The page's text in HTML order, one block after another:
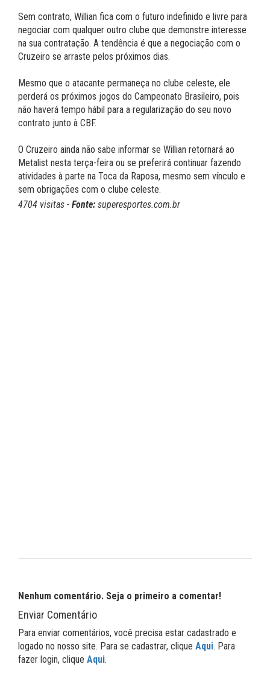
Sem contrato, Willian fica com o futuro indefinido e livre para
negociar com qualquer outro clube que demonstre interesse
na sua contratação. A tendência é que a negociação com o
Cruzeiro se arraste pelos próximos dias.
Mesmo que o atacante permaneça no clube celeste, ele
perderá os próximos jogos do Campeonato Brasileiro, pois
não haverá tempo hábil para a regularização do seu novo
contrato junto à CBF.
O Cruzeiro ainda não sabe informar se Willian retornará ao
Metalist nesta terça-feira ou se preferirá continuar fazendo
atividades à parte na Toca da Raposa, mesmo sem vínculo e
sem obrigações com o clube celeste.
4704 visitas - Fonte: superesportes.com.br
Nenhum comentário. Seja o primeiro a comentar!
Enviar Comentário
Para enviar comentários, você precisa estar cadastrado e
logado no nosso site. Para se cadastrar, clique Aqui. Para
fazer login, clique Aqui.